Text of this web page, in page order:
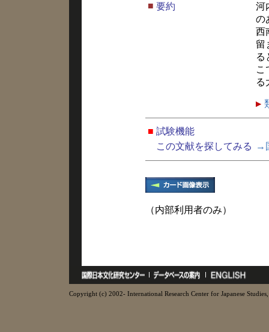
■ 要約
河
の
西
留
る
こ
る
■ 試験機能
この文献を探してみる
→
（内部利用者のみ）
Copyright (c) 2002- International Research Center for Japanese